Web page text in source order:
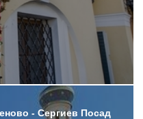
- Сергиев Посад